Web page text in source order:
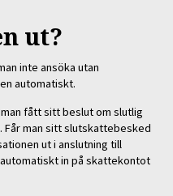
ut?
inte ansöka utan
automatiskt.
fått sitt beslut om slutlig
man sitt slutskattebesked
ut i anslutning till
in på skattekontot